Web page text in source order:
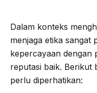
Dalam konteks
menjaga etika sangat
kepercayaan dengan
reputasi baik. Berikut
perlu diperhatikan: